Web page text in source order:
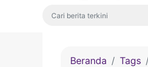
Beranda Tags